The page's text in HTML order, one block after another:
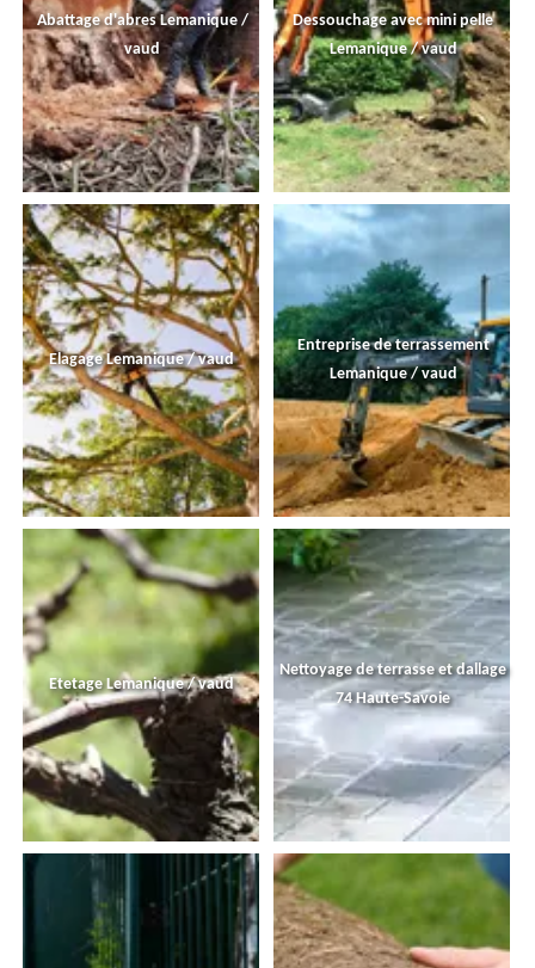
Abattage d'abres Lemanique /
vaud
Dessouchage avec mini pelle
Lemanique / vaud
Elagage Lemanique / vaud
Entreprise de terrassement
Lemanique / vaud
Etetage Lemanique / vaud
Nettoyage de terrasse et dallage
74 Haute-Savoie